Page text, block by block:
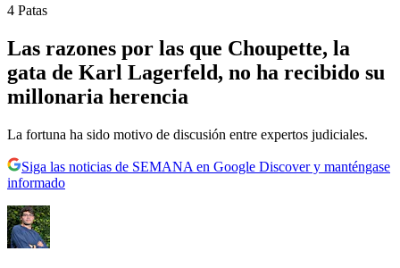
4 Patas
Las razones por las que Choupette, la
gata de Karl Lagerfeld, no ha recibido su
millonaria herencia
La fortuna ha sido motivo de discusión entre expertos judiciales.
Siga las noticias de SEMANA en Google Discover y manténgase
informado